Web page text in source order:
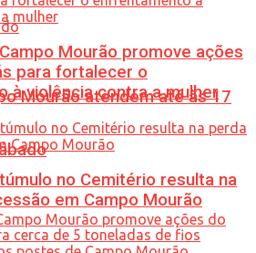
Mourão atendem até às 17
Mourão promove ações
para fortalecer o
à violência contra a mulher
no Cemitério resulta na
em Campo Mourão